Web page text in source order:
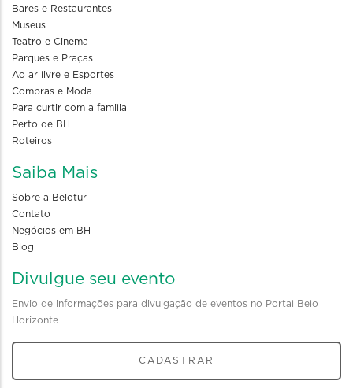
Bares e Restaurantes
Museus
Teatro e Cinema
Parques e Praças
Ao ar livre e Esportes
Compras e Moda
Para curtir com a familia
Perto de BH
Roteiros
Saiba Mais
Sobre a Belotur
Contato
Negócios em BH
Blog
Divulgue seu evento
Envio de informações para divulgação de eventos no Portal Belo
Horizonte
CADASTRAR